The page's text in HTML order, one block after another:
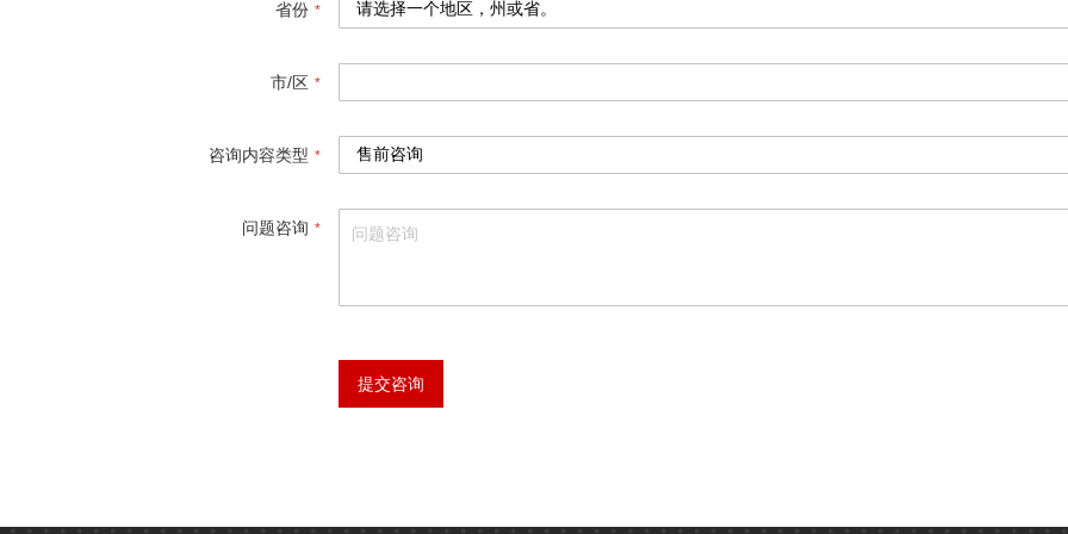
省份
市/区
咨询内容类型
问题咨询
提交咨询